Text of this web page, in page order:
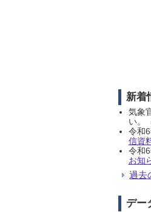
新着
気象
い。
令和
信資
令和
お知
過去
デー